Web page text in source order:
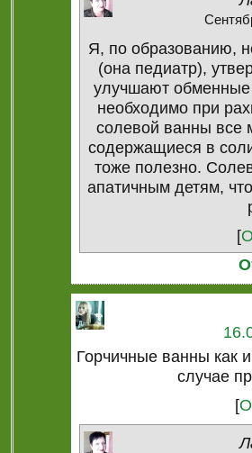
Я, по образованию,
(она педиатр),
улучшают обменные
необходимо при
солевой ванны все
содержащиеся в
тоже полезно.
апатичным детям,
[
Горчичные ванны как
случае
[